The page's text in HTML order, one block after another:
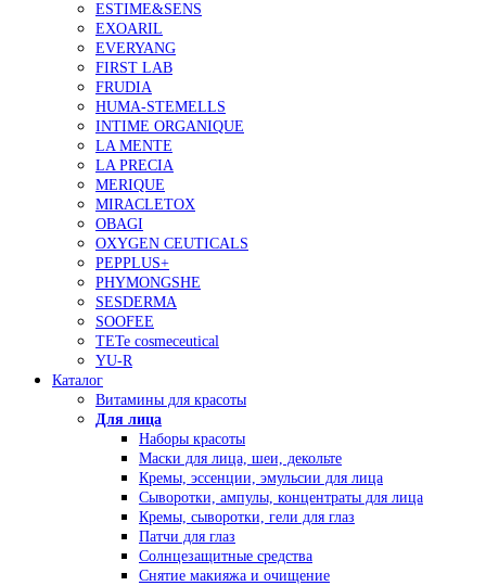
ESTIME&SENS
EXOARIL
EVERYANG
FIRST LAB
FRUDIA
HUMA-STEMELLS
INTIME ORGANIQUE
LA MENTE
LA PRECIA
MERIQUE
MIRACLETOX
OBAGI
OXYGEN CEUTICALS
PEPPLUS+
PHYMONGSHE
SESDERMA
SOOFEE
TETe cosmeceutical
YU-R
Каталог
Витамины для красоты
Для лица
Наборы красоты
Маски для лица, шеи, декольте
Кремы, эссенции, эмульсии для лица
Сыворотки, ампулы, концентраты для лица
Кремы, сыворотки, гели для глаз
Патчи для глаз
Солнцезащитные средства
Снятие макияжа и очищение